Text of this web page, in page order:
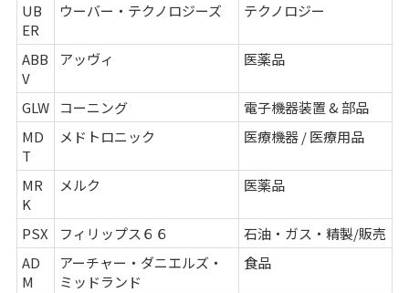
UB
ER
ウーバー・テクノロジーズ テクノロジー
ABB
V
アッヴィ 医薬品
GLW コーニング
電子機器装置 & 部品
MD
T
メドトロニック 医療機器 / 医療用品
MR
K
メルク 医薬品
PSX フィリップス６６
石油・ガス・精製/販売
AD
M
アーチャー・ダニエルズ・
ミッドランド
食品